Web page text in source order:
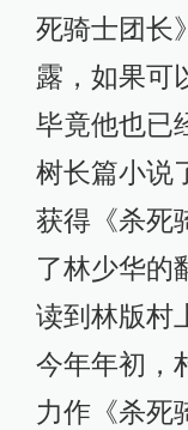
死骑士团长
露，如果可
毕竟他也已
树长篇小说
获得《杀死
了林少华的
读到林版村
今年年初，
力作《杀死